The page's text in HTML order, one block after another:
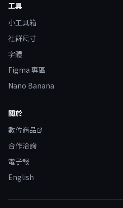
工具
小工具箱
社群尺寸
字體
Figma 專區
Nano Banana
關於
數位商品
合作洽詢
電子報
English